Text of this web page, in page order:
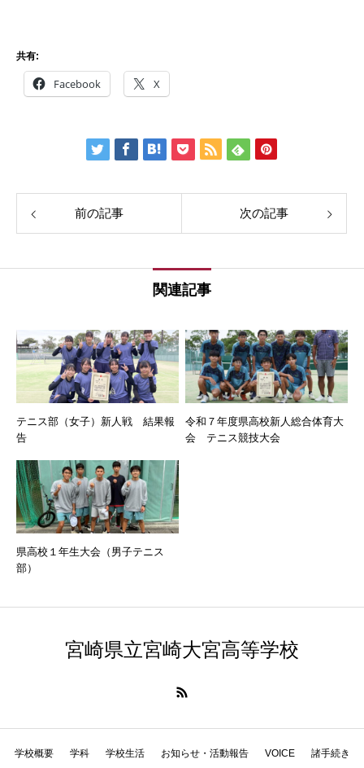
共有:
Facebook X
前の記事 次の記事
関連記事
テニス部（女子）新人戦 結果報
告
令和７年度県高校新人総合体育大
会 テニス競技大会
県高校１年生大会（男子テニス
部）
宮崎県立宮崎大宮高等学校
学校概要 学科 学校生活 お知らせ・活動報告 VOICE 諸手続き